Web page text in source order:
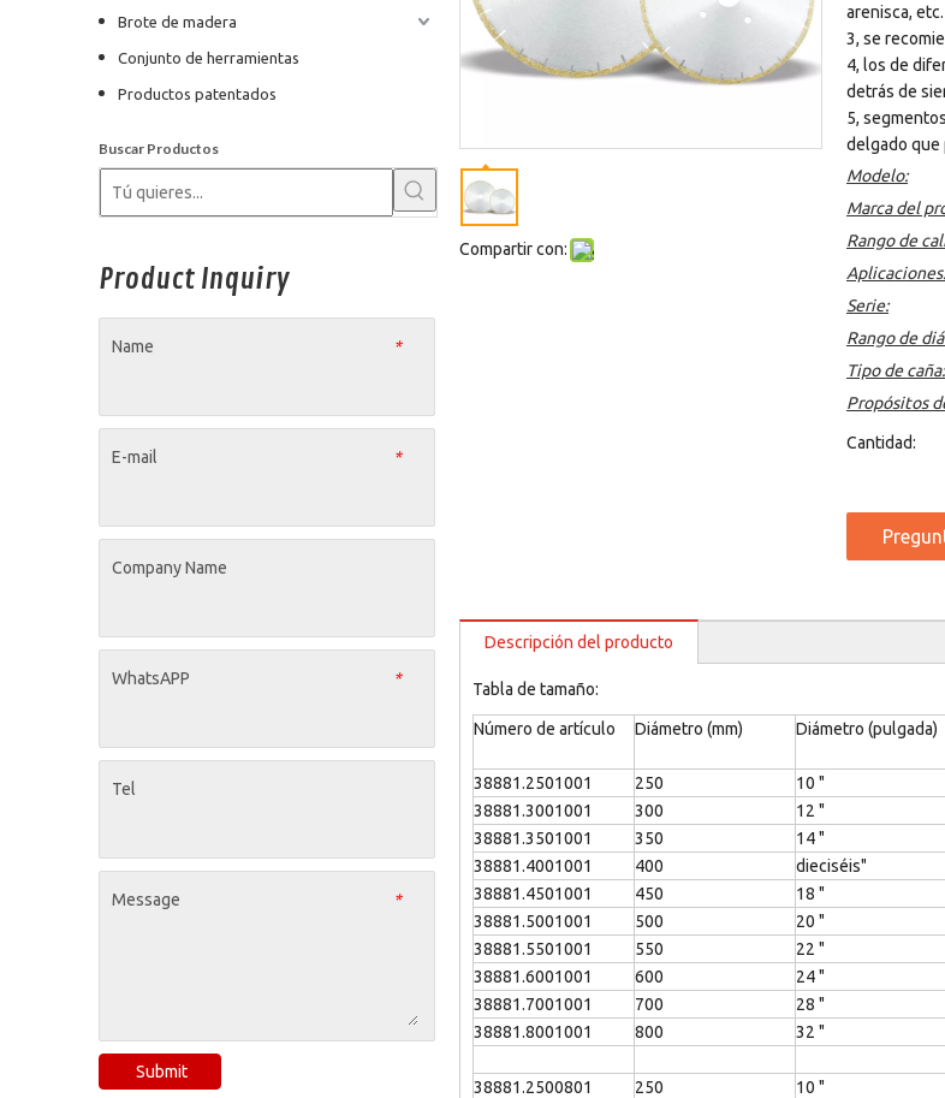
Brote de madera
Conjunto de herramientas
Productos patentados
Buscar Productos
Product Inquiry
*
Name
*
E-mail
Company Name
*
WhatsAPP
Tel
*
Message
Submit
Compartir con:
arenisca,
3, se
4, los de
detrás de
5,
delgado que
Modelo:
Marca del
Rango de
Aplicaciones:
Serie:
Rango de
Tipo de caña:
Propósitos
Cantidad:
Descripción del producto
Tabla de tamaño:
Número de artículo Diámetro (mm) Diámetro (pulgada)
38881.2501001 250 10 "
38881.3001001
300 12 "
38881.3501001
350 14 "
38881.4001001
400 dieciséis"
38881.4501001
450 18 "
38881.5001001
500 20 "
38881.5501001
550 22 "
38881.6001001
600 24 "
38881.7001001
700 28 "
38881.8001001
800 32 "
38881.2500801 250 10 "